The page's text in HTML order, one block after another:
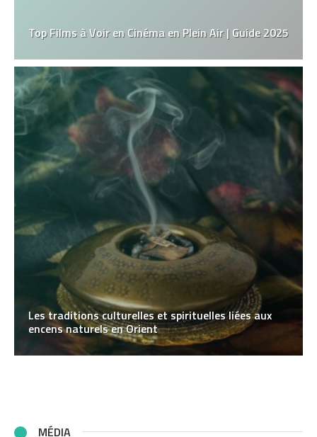
Top Films à Voir en Cinéma en Plein Air | Guide 2025
Les traditions culturelles et spirituelles liées aux
encens naturels en Orient
MÉDIA